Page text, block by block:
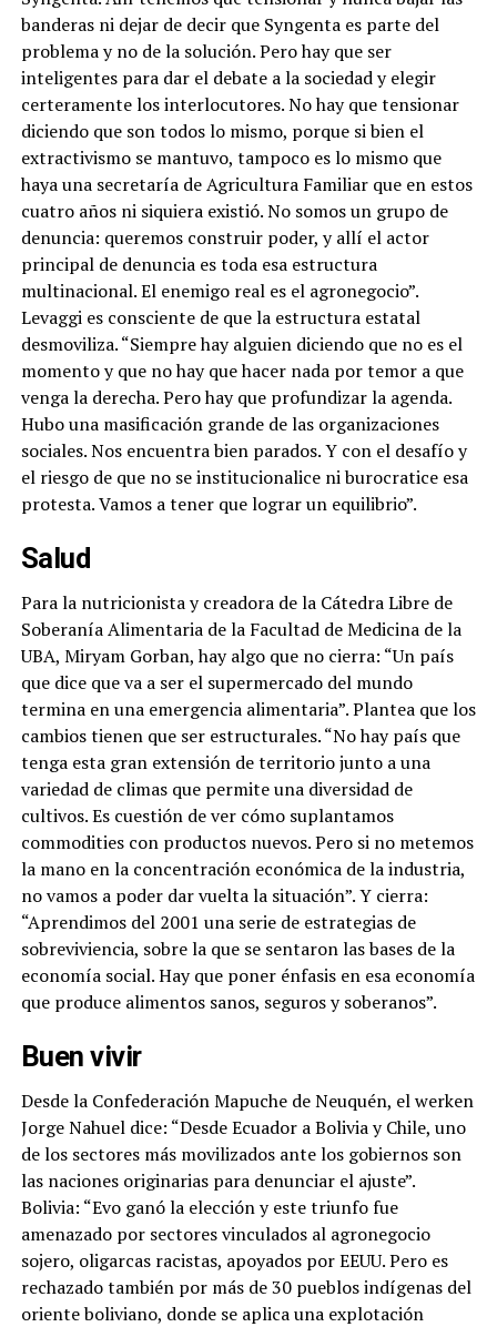
banderas ni dejar de decir que Syngenta es parte del
problema y no de la solución. Pero hay que ser
inteligentes para dar el debate a la sociedad y elegir
certeramente los interlocutores. No hay que tensionar
diciendo que son todos lo mismo, porque si bien el
extractivismo se mantuvo, tampoco es lo mismo que
haya una secretaría de Agricultura Familiar que en estos
cuatro años ni siquiera existió. No somos un grupo de
denuncia: queremos construir poder, y allí el actor
principal de denuncia es toda esa estructura
multinacional. El enemigo real es el agronegocio”.
Levaggi es consciente de que la estructura estatal
desmoviliza. “Siempre hay alguien diciendo que no es el
momento y que no hay que hacer nada por temor a que
venga la derecha. Pero hay que profundizar la agenda.
Hubo una masificación grande de las organizaciones
sociales. Nos encuentra bien parados. Y con el desafío y
el riesgo de que no se institucionalice ni burocratice esa
protesta. Vamos a tener que lograr un equilibrio”.
Salud
Para la nutricionista y creadora de la Cátedra Libre de
Soberanía Alimentaria de la Facultad de Medicina de la
UBA, Miryam Gorban, hay algo que no cierra: “Un país
que dice que va a ser el supermercado del mundo
termina en una emergencia alimentaria”. Plantea que los
cambios tienen que ser estructurales. “No hay país que
tenga esta gran extensión de territorio junto a una
variedad de climas que permite una diversidad de
cultivos. Es cuestión de ver cómo suplantamos
commodities con productos nuevos. Pero si no metemos
la mano en la concentración económica de la industria,
no vamos a poder dar vuelta la situación”. Y cierra:
“Aprendimos del 2001 una serie de estrategias de
sobreviviencia, sobre la que se sentaron las bases de la
economía social. Hay que poner énfasis en esa economía
que produce alimentos sanos, seguros y soberanos”.
Buen vivir
Desde la Confederación Mapuche de Neuquén, el werken
Jorge Nahuel dice: “Desde Ecuador a Bolivia y Chile, uno
de los sectores más movilizados ante los gobiernos son
las naciones originarias para denunciar el ajuste”.
Bolivia: “Evo ganó la elección y este triunfo fue
amenazado por sectores vinculados al agronegocio
sojero, oligarcas racistas, apoyados por EEUU. Pero es
rechazado también por más de 30 pueblos indígenas del
oriente boliviano, donde se aplica una explotación